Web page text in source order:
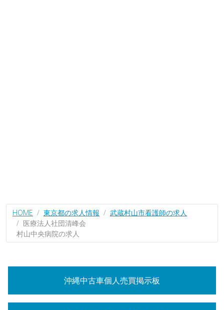
HOME 東京都の求人情報
武蔵村山市看護師の求人
医療法人社団清峰会
村山中央病院の求人
沖縄中古車個人売買掲示板